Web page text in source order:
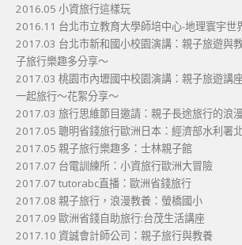
2016.05 小資旅行這樣玩
2016.11 台北市立教育大學師培中心-地理寰宇世
2017.03 台北市新和國小校園演講：親子旅遊與
子旅行樂趣多分享～
2017.03 桃園市內壢國中校園演講：親子旅遊講
一起旅行～花絮分享～
2017.03 旅行思維節目邀請：親子長途旅行的浪
2017.05 聰明省錢旅行歐洲日本：經濟部水利署
2017.05 親子旅行樂趣多：士林親子館
2017.07 台電訓練所：小資旅行歐洲大冒險
2017.07 tutorabc直播：歐洲省錢旅行
2017.08 親子旅行，浪漫教養：螢橋國小
2017.09 歐洲省錢自助旅行:台茂生活講座
2017.10 資誠會計師公司：親子旅行與教養